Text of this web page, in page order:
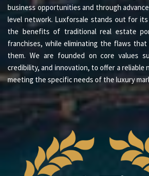
vida.
Para obtener información y reservar
en contacto con nosotros.
business opportunities and through
level network. Luxforsale stands out for
the benefits of traditional real estate
franchises, while eliminating the flaws that
them. We are founded on core values
credibility, and innovation, to offer a reliable
meeting the specific needs of the luxury